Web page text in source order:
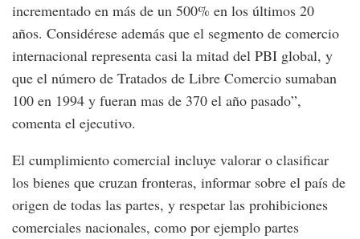
incrementado en más de un 500% en los últimos 20
años. Considérese además que el segmento de comercio
internacional representa casi la mitad del PBI global, y
que el número de Tratados de Libre Comercio sumaban
100 en 1994 y fueran mas de 370 el año pasado”,
comenta el ejecutivo.
El cumplimiento comercial incluye valorar o clasificar
los bienes que cruzan fronteras, informar sobre el país de
origen de todas las partes, y respetar las prohibiciones
comerciales nacionales, como por ejemplo partes